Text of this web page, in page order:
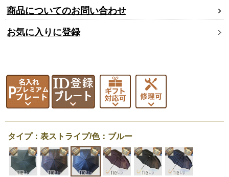
商品についてのお問い合わせ
お気に入りに登録
タイプ：表ストライプ/色：ブルー